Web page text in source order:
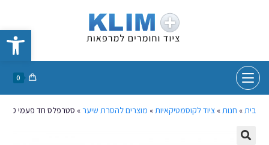
פתח סרגל נגישות
0
בית» חנות»ציוד לקוסמטיקאיות» מוצרים להסרת שיער » סטרפלס חד פעמי 1/10